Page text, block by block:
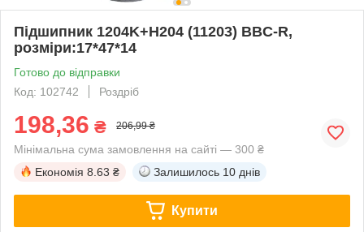
Підшипник 1204K+H204 (11203) BBC-R,
розміри:17*47*14
Готово до відправки
Код: 102742
Роздріб
198,36 ₴ 206,99 ₴
Мінімальна сума замовлення на сайті — 300 ₴
Економія 8.63 ₴ Залишилось 10 днів
Купити